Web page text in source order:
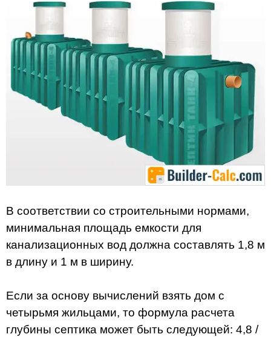
В соответствии со строительными нормами,
минимальная площадь емкости для
канализационных вод должна составлять 1,8 м
в длину и 1 м в ширину.
Если за основу вычислений взять дом с
четырьмя жильцами, то формула расчета
глубины септика может быть следующей: 4,8 /